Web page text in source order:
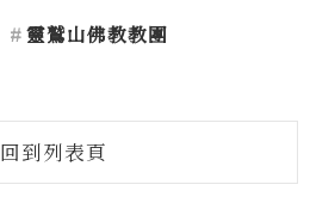
靈鷲山佛教教團
回到列表頁